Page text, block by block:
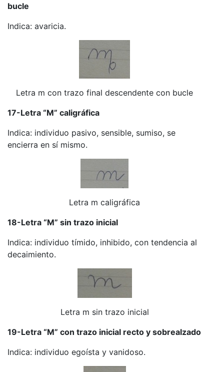
bucle
Indica: avaricia.
Letra m con trazo final descendente con bucle
17-Letra “M” caligráfica
Indica: individuo pasivo, sensible, sumiso, se
encierra en sí mismo.
Letra m caligráfica
18-Letra “M” sin trazo inicial
Indica: individuo tímido, inhibido, con tendencia al
decaimiento.
Letra m sin trazo inicial
19-Letra “M” con trazo inicial recto y sobrealzado
Indica: individuo egoísta y vanidoso.